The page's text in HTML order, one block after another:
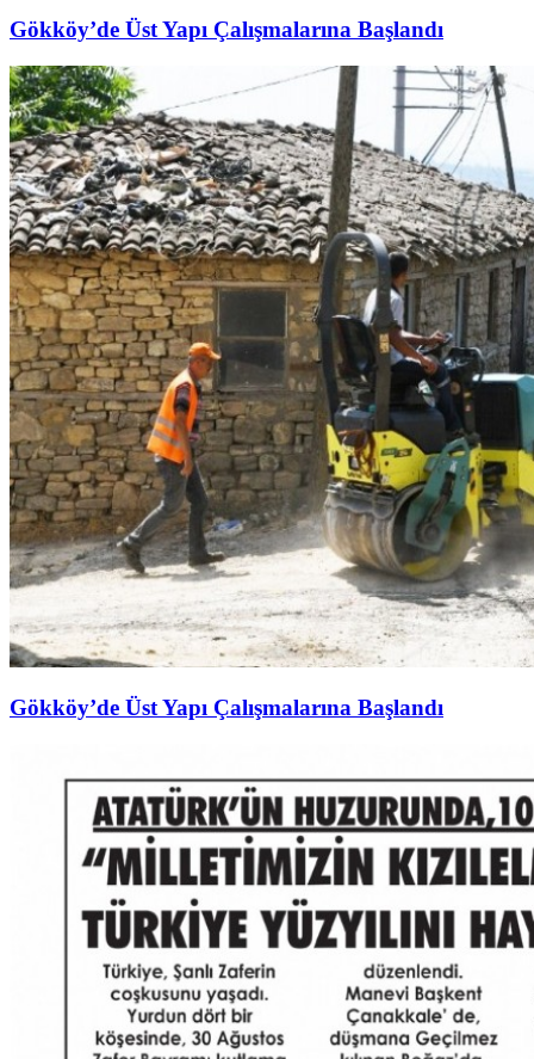
Gökköy’de Üst Yapı Çalışmalarına Başlandı
Gökköy’de Üst Yapı Çalışmalarına Başlandı